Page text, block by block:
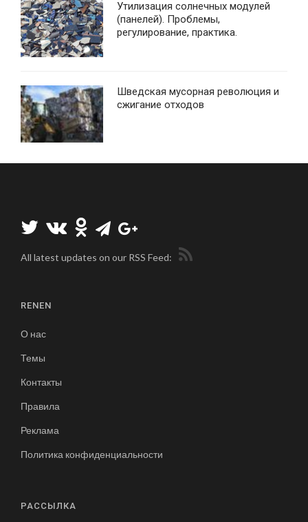
Утилизация солнечных модулей
(панелей). Проблемы,
регулирование, практика.
Шведская мусорная революция и
сжигание отходов
All latest updates on our RSS Feed:
RENEN
О нас
Темы
Контакты
Правила
Реклама
Политика конфиденциальности
РАССЫЛКА